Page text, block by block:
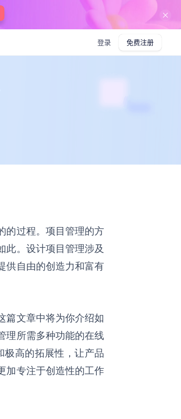
登录 免费注册
的过程。项目管理的方
此。设计项目管理涉及
供自由的创造力和富有
篇文章中将为你介绍如
理所需多种功能的在线
极高的拓展性，让产品
加专注于创造性的工作